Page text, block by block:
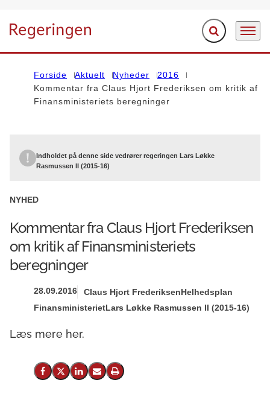
Gå til forsiden Fold søgefelt ud
Menu
Forside Aktuelt Nyheder
2016
Kommentar fra Claus Hjort Frederiksen om kritik af
Finansministeriets beregninger
Indholdet på denne side vedrører regeringen Lars Løkke
Rasmussen II (2015-16)
NYHED
Kommentar fra Claus Hjort Frederiksen
om kritik af Finansministeriets
beregninger
28.09.2016 Claus Hjort FrederiksenHelhedsplan
FinansministerietLars Løkke Rasmussen II (2015-16)
Læs mere her.
Del på Facebook
Del på X (Twitter)
Del på LinkedIn
Send email
Print